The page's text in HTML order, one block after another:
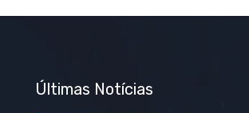
Últimas Notícias